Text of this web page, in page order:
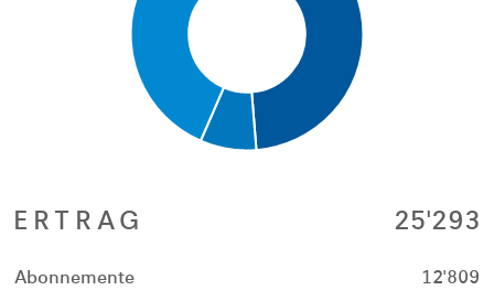
ERTRAG 25'293
Abonnemente 12'809